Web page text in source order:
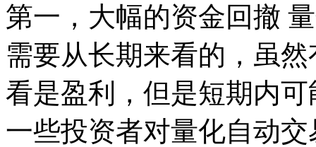
第一，大幅的资金回撤
需要从长期来看的，虽
看是盈利，但是短期内
一些投资者对量化自动